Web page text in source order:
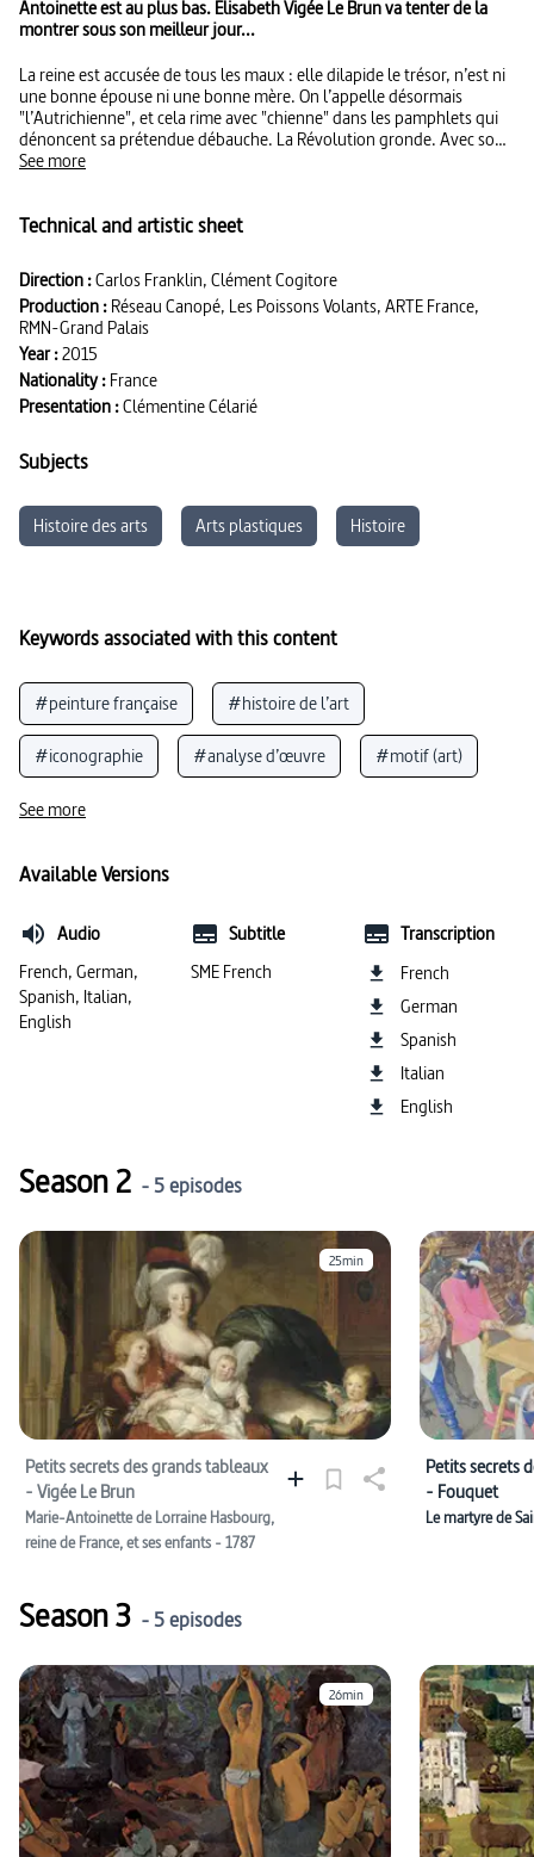
Antoinette est au plus bas. Élisabeth Vigée Le Brun va tenter de la
montrer sous son meilleur jour...
La reine est accusée de tous les maux : elle dilapide le trésor, n’est ni
une bonne épouse ni une bonne mère. On l’appelle désormais
"l’Autrichienne", et cela rime avec "chienne" dans les pamphlets qui
dénoncent sa prétendue débauche. La Révolution gronde. Avec son
portrait de Marie-Antoinette, clou du Salon de l’Académie royale,
été longuement choisi et discuté avec l’intendant de la cour. Il s’agit
mère aimante. Mais il est trop tard pour regagner l’amour d’une
opinion publique déchaînée.
See more
Technical and artistic sheet
Direction :Carlos Franklin, Clément Cogitore
Production :Réseau Canopé, Les Poissons Volants, ARTE France,
RMN-Grand Palais
Year :2015
Nationality :France
Presentation :Clémentine Célarié
Subjects
Histoire des arts Arts plastiques Histoire
Keywords associated with this content
#peinture française #histoire de l’art
#iconographie #analyse d’œuvre #motif (art)
#portrait (art)
#Marie-Antoinette
See more
Available Versions
Audio
French, German,
Spanish, Italian,
English
Subtitle
SME French
Transcription
French
German
Spanish
Italian
English
Season 2 - 5 episodes
25min
Petits secrets des grands tableaux
- Vigée Le Brun
Marie-Antoinette de Lorraine Hasbourg,
reine de France, et ses enfants - 1787
Petits secrets
- Fouquet
Le martyre de
Season 3 - 5 episodes
26min